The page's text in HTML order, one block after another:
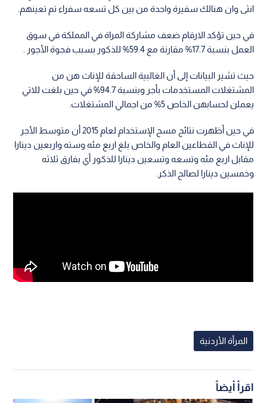
انثى وان هنالك سفيرة واحدة من بين كل تسعه سفراء تم تعينهم.
في حين تؤكد الارقام ضعف مشاركة المراة في المملكة في سوق
العمل بنسبة 17.7% مقارنة مع 59.4% للذكور بسبب فجوة الأجور .
حيث تشير البيانات إلى أن الغالبية الساحقة للإناث هن من
المشتغلات المستخدمات بأجر وبنسبة 94.7% في حين بلغت للاتي
يعملن لحسابهن الخاص 5% من اجمالي المشتغلات.
في حين أظهرت نتائج مسح الإستخدام لعام 2015 أن متوسط الأجر
للإناث في القطاعين العام والخاص بلغ اربع مئه وسته واربعين دينارا
مقابل اربع مئه وتسعه وتسعين دينارا للذكور أي بفارق ثلاثه
وخمسين دينارا لصالح الذكر.
المرأة الأردنية
اقرأ أيضاً